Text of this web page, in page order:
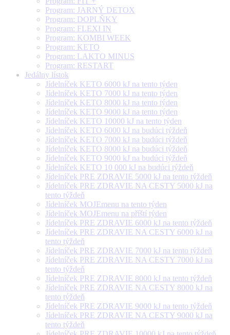
Program: JARNÝ DETOX
Program: DOPLŇKY
Program: FLEXI IN
Program: KOMBI WEEK
Program: KETO
Program: LAKTO MINUS
Program: RESTART
Jedálny lístok
Jídelníček KETO 6000 kJ na tento týden
Jídelníček KETO 7000 kJ na tento týden
Jídelníček KETO 8000 kJ na tento týden
Jídelníček KETO 9000 kJ na tento týden
Jídelníček KETO 10000 kJ na tento týden
Jídelníček KETO 6000 kJ na budúci týždeň
Jídelníček KETO 7000 kJ na budúci týždeň
Jídelníček KETO 8000 kJ na budúci týždeň
Jídelníček KETO 9000 kJ na budúci týždeň
Jídelníček KETO 10 000 kJ na budúci týždeň
Jídelníček PRE ZDRAVIE 5000 kJ na tento týždeň
Jídelníček PRE ZDRAVIE NA CESTY 5000 kJ na
tento týždeň
Jídelníček MOJEmenu na tento týden
Jídelníček MOJEmenu na příští týden
Jídelníček PRE ZDRAVIE 6000 kJ na tento týždeň
Jídelníček PRE ZDRAVIE NA CESTY 6000 kJ na
tento týždeň
Jídelníček PRE ZDRAVIE 7000 kJ na tento týždeň
Jídelníček PRE ZDRAVIE NA CESTY 7000 kJ na
tento týždeň
Jídelníček PRE ZDRAVIE 8000 kJ na tento týždeň
Jídelníček PRE ZDRAVIE NA CESTY 8000 kJ na
tento týždeň
Jídelníček PRE ZDRAVIE 9000 kJ na tento týždeň
Jídelníček PRE ZDRAVIE NA CESTY 9000 kJ na
tento týždeň